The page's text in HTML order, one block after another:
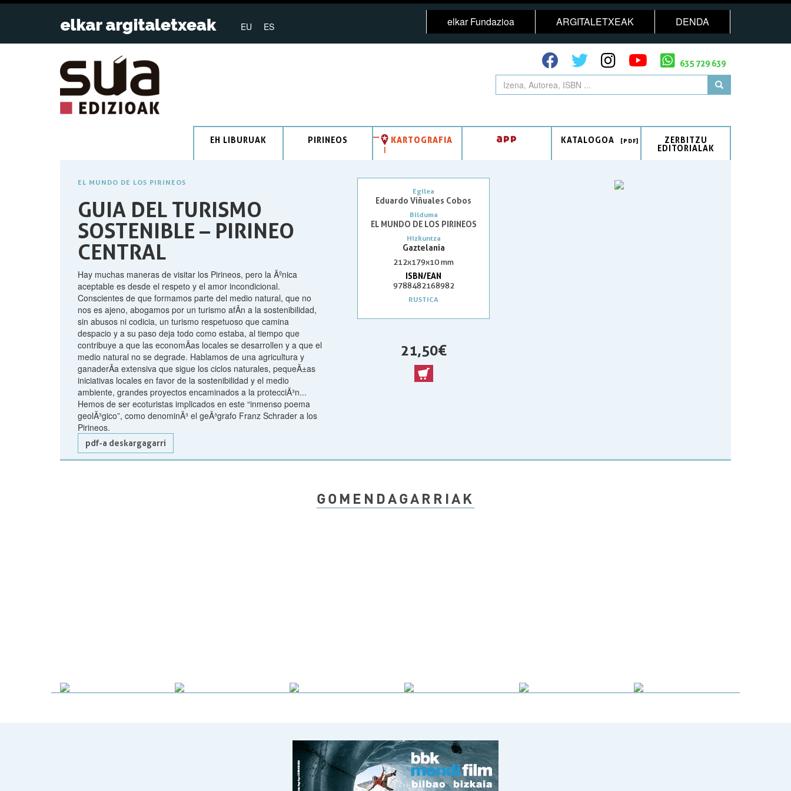
EU ES elkar Fundazioa ARGITALETXEAK DENDA
635 729 639
EH LIBURUAK PIRINEOS KARTOGRAFIA app KATALOGOA
ZERBITZU
EDITORIALAK
EL MUNDO DE LOS PIRINEOS
GUIA DEL TURISMO
SOSTENIBLE – PIRINEO
CENTRAL
Hay muchas maneras de visitar los Pirineos, pero la Ãºnica
aceptable es desde el respeto y el amor incondicional.
Conscientes de que formamos parte del medio natural, que no
nos es ajeno, abogamos por un turismo afÃ­n a la sostenibilidad,
sin abusos ni codicia, un turismo respetuoso que camina
despacio y a su paso deja todo como estaba, al tiempo que
contribuye a que las economÃ­as locales se desarrollen y a que el
medio natural no se degrade. Hablamos de una agricultura y
ganaderÃ­a extensiva que sigue los ciclos naturales, pequeÃ±as
iniciativas locales en favor de la sostenibilidad y el medio
ambiente, grandes proyectos encaminados a la protecciÃ³n...
Hemos de ser ecoturistas implicados en este “inmenso poema
geolÃ³gico”, como denominÃ³ el geÃ³grafo Franz Schrader a los
Pirineos.
pdf-a deskargagarri
Egilea
Eduardo Viñuales Cobos
Bilduma
EL MUNDO DE LOS PIRINEOS
Hizkuntza
Gaztelania
212x179x10 mm
ISBN/EAN
9788482168982
RUSTICA
21,50 €
GOMENDAGARRIAK